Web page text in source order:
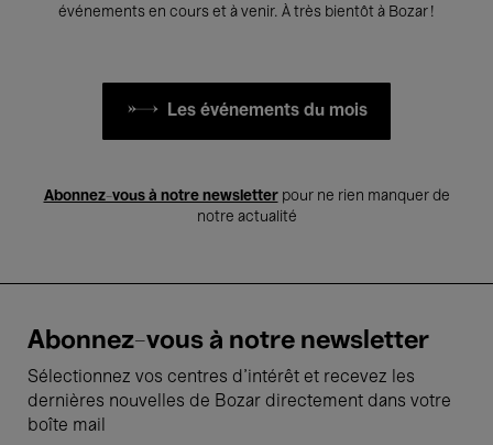
événements en cours et à venir. À très bientôt à Bozar !
Les événements du mois
Abonnez-vous à notre newsletterpour ne rien manquer de
notre actualité
Abonnez-vous à notre newsletter
Sélectionnez vos centres d'intérêt et recevez les
dernières nouvelles de Bozar directement dans votre
boîte mail